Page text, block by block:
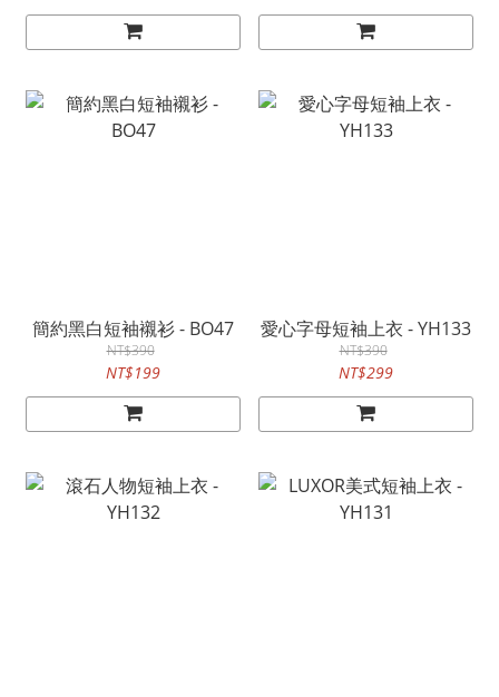
簡約黑白短袖襯衫 - BO47
NT$390
NT$199
愛心字母短袖上衣 - YH133
NT$390
NT$299